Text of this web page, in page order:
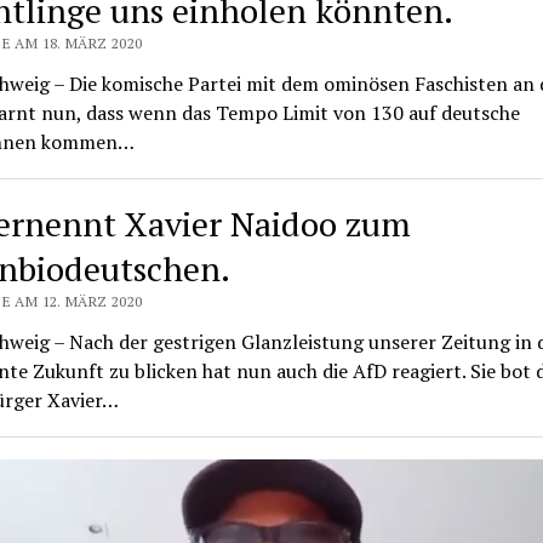
uns einholen könnten.
AM 18. MÄRZ 2020
– Die komische Partei mit dem ominösen Faschisten an
nun, dass wenn das Tempo Limit von 130 auf deutsche
kommen…
Xavier Naidoo zum
AM 12. MÄRZ 2020
– Nach der gestrigen Glanzleistung unserer Zeitung in
Zukunft zu blicken hat nun auch die AfD reagiert. Sie bot
Xavier…